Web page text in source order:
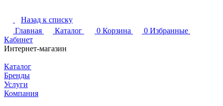
Назад к списку
Главная
Каталог 0 Корзина 0 Избранные
Кабинет
Интернет-магазин
Каталог
Бренды
Услуги
Компания